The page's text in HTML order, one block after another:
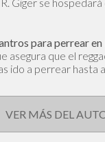
para perrear
asegura que el
ido a perrear hasta
VER MÁS DEL